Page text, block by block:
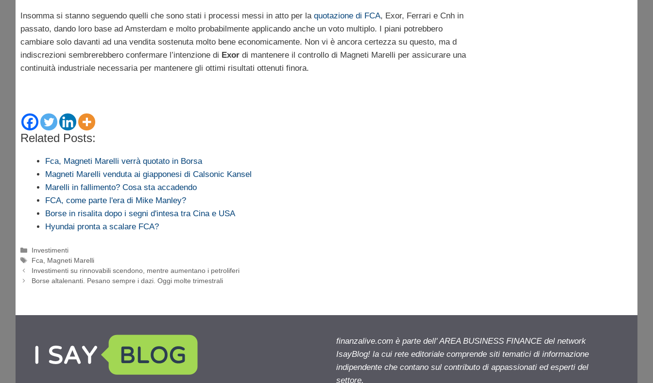
Insomma si stanno seguendo quelli che sono stati i processi messi in atto per la quotazione di FCA, Exor, Ferrari e Cnh in
passato, dando loro base ad Amsterdam e molto probabilmente applicando anche un voto multiplo. I piani potrebbero
cambiare solo davanti ad una vendita sostenuta molto bene economicamente. Non vi è ancora certezza su questo, ma d
indiscrezioni sembrerebbero confermare l’intenzione di Exor di mantenere il controllo di Magneti Marelli per assicurare una
continuità industriale necessaria per mantenere gli ottimi risultati ottenuti finora.
Related Posts:
Fca, Magneti Marelli verrà quotato in Borsa
Magneti Marelli venduta ai giapponesi di Calsonic Kansel
Marelli in fallimento? Cosa sta accadendo
FCA, come parte l'era di Mike Manley?
Borse in risalita dopo i segni d'intesa tra Cina e USA
Hyundai pronta a scalare FCA?
Categorie
Investimenti
Tag
Fca
Magneti Marelli
Investimenti su rinnovabili scendono, mentre aumentano i petroliferi
Borse altalenanti. Pesano sempre i dazi. Oggi molte trimestrali
finanzalive.com è parte dell' AREA BUSINESS FINANCE del network
IsayBlog! la cui rete editoriale comprende siti tematici di informazione
indipendente che contano sul contributo di appassionati ed esperti del
settore.